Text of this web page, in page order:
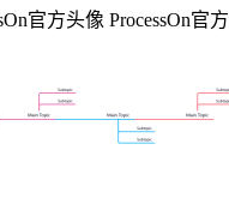
ProcessOn官方